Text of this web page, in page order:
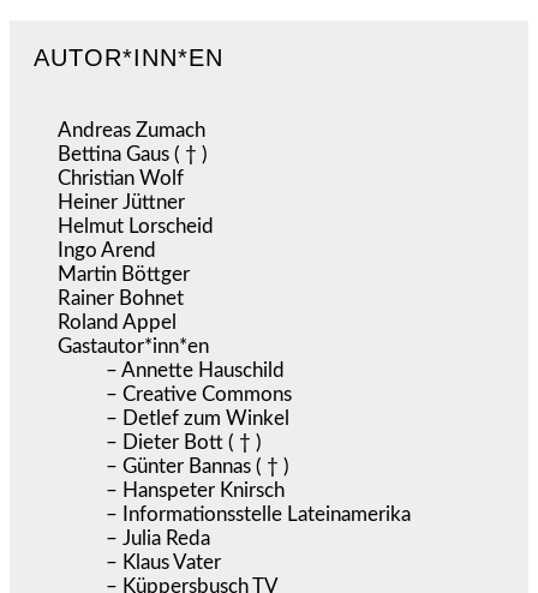
AUTOR*INN*EN
Andreas Zumach
Bettina Gaus ( † )
Christian Wolf
Heiner Jüttner
Helmut Lorscheid
Ingo Arend
Martin Böttger
Rainer Bohnet
Roland Appel
Gastautor*inn*en
– Annette Hauschild
– Creative Commons
– Detlef zum Winkel
– Dieter Bott ( † )
– Günter Bannas ( † )
– Hanspeter Knirsch
– Informationsstelle Lateinamerika
– Julia Reda
– Klaus Vater
– Küppersbusch TV